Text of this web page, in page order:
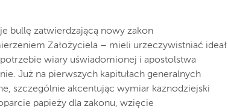
bullę zatwierdzającą nowy zakon
Założyciela – mieli urzeczywistniać ideał
wiary uświadomionej i apostolstwa
Już na pierwszych kapitułach generalnych
szczególnie akcentując wymiar kaznodziejski
papieży dla zakonu, wzięcie